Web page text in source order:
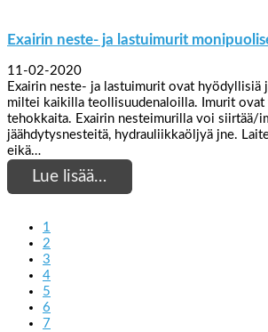
Exairin neste- ja lastuimurit
11-02-2020
Exairin neste- ja lastuimurit ovat hyödyllisiä
miltei kaikilla teollisuudenaloilla. Imurit ovat
tehokkaita. Exairin nesteimurilla voi siirtää/
jäähdytysnesteitä, hydrauliikkaöljyä jne.
eikä…
Lue lisää…
1
2
3
4
5
6
7